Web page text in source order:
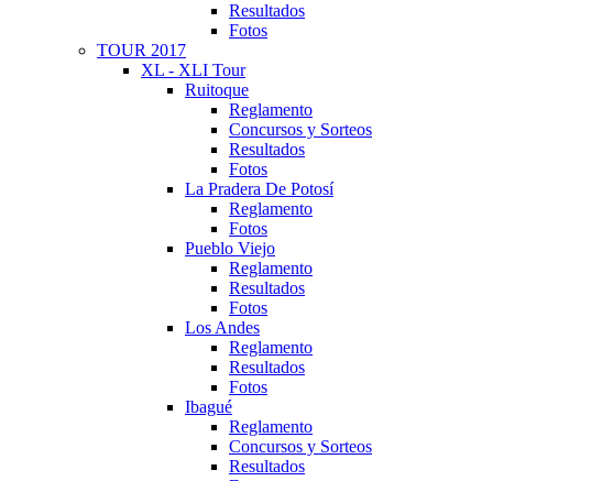
Resultados
Fotos
TOUR 2017
XL - XLI Tour
Ruitoque
Reglamento
Concursos y Sorteos
Resultados
Fotos
La Pradera De Potosí
Reglamento
Fotos
Pueblo Viejo
Reglamento
Resultados
Fotos
Los Andes
Reglamento
Resultados
Fotos
Ibagué
Reglamento
Concursos y Sorteos
Resultados